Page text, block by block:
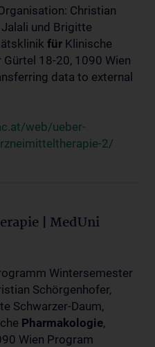
Christian
und Brigitte
für Klinische
Gürtel 18-20, 1090 Wien
data to external
web/ueber-
2/
| MedUni
Wintersemester
Schörgenhofer,
Schwarzer-Daum,
Pharmakologie,
Wien Program